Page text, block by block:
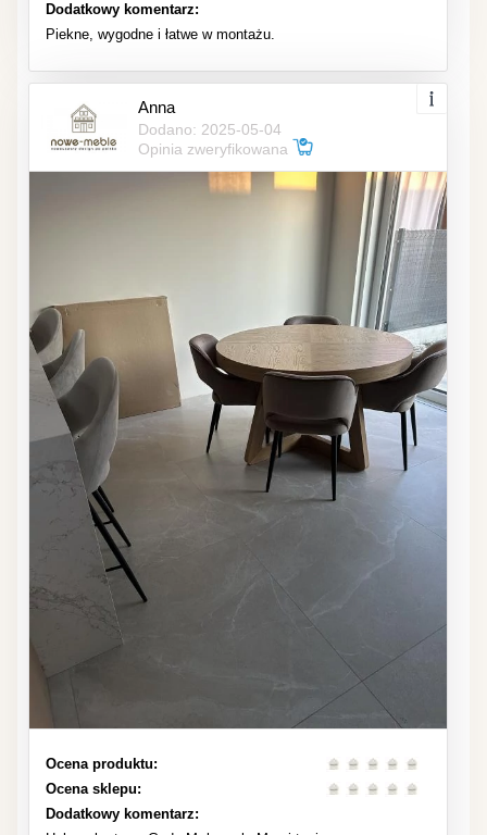
Dodatkowy komentarz:
Piekne, wygodne i łatwe w montażu.
Anna
Dodano: 2025-05-04
Opinia zweryfikowana
Ocena produktu:
Ocena sklepu:
Dodatkowy komentarz: